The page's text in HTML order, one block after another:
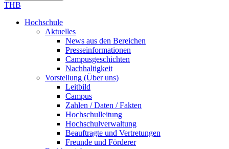
THB
Hochschule
Aktuelles
News aus den Bereichen
Presseinformationen
Campusgeschichten
Nachhaltigkeit
Vorstellung (Über uns)
Leitbild
Campus
Zahlen / Daten / Fakten
Hochschulleitung
Hochschulverwaltung
Beauftragte und Vertretungen
Freunde und Förderer